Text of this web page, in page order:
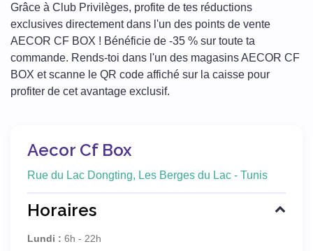
Grâce à Club Privilèges, profite de tes réductions
exclusives directement dans l'un des points de vente
AECOR CF BOX ! Bénéficie de -35 % sur toute ta
commande. Rends-toi dans l'un des magasins AECOR CF
BOX et scanne le QR code affiché sur la caisse pour
profiter de cet avantage exclusif.
Aecor Cf Box
Rue du Lac Dongting, Les Berges du Lac - Tunis
Horaires
Lundi : 6h - 22h